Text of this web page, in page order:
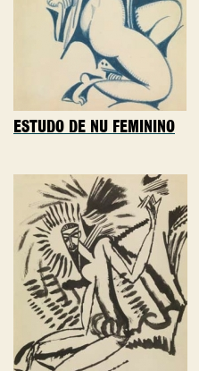
ESTUDO DE NU FEMININO